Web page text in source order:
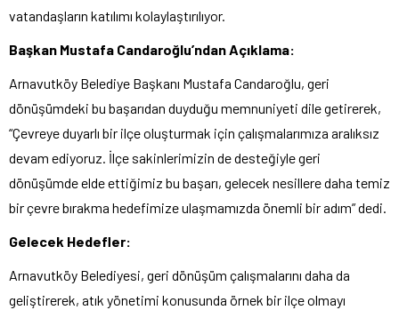
vatandaşların katılımı kolaylaştırılıyor.
Başkan Mustafa Candaroğlu’ndan Açıklama:
Arnavutköy Belediye Başkanı Mustafa Candaroğlu, geri
dönüşümdeki bu başarıdan duyduğu memnuniyeti dile getirerek,
“Çevreye duyarlı bir ilçe oluşturmak için çalışmalarımıza aralıksız
devam ediyoruz. İlçe sakinlerimizin de desteğiyle geri
dönüşümde elde ettiğimiz bu başarı, gelecek nesillere daha temiz
bir çevre bırakma hedefimize ulaşmamızda önemli bir adım” dedi.
Gelecek Hedefler:
Arnavutköy Belediyesi, geri dönüşüm çalışmalarını daha da
geliştirerek, atık yönetimi konusunda örnek bir ilçe olmayı